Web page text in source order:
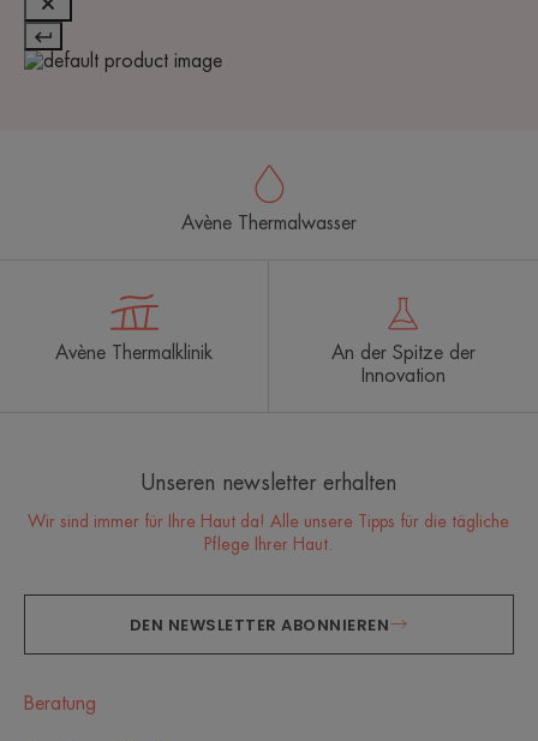
Avène Thermalwasser
Avène Thermalklinik
An der Spitze der
Innovation
Unseren newsletter erhalten
Wir sind immer für Ihre Haut da! Alle unsere Tipps für die tägliche
Pflege Ihrer Haut.
DEN NEWSLETTER ABONNIEREN
Beratung